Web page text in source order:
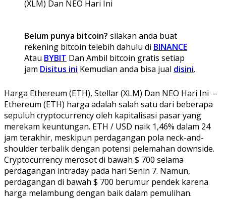
Belum punya bitcoin? silakan anda buat
rekening bitcoin telebih dahulu di BINANCE
Atau BYBIT Dan Ambil bitcoin gratis setiap
jam Disitus ini Kemudian anda bisa jual disini.
Harga Ethereum (ETH), Stellar (XLM) Dan NEO Hari Ini –
Ethereum (ETH) harga adalah salah satu dari beberapa
sepuluh cryptocurrency oleh kapitalisasi pasar yang
merekam keuntungan. ETH / USD naik 1,46% dalam 24
jam terakhir, meskipun perdagangan pola neck-and-
shoulder terbalik dengan potensi pelemahan downside.
Cryptocurrency merosot di bawah $ 700 selama
perdagangan intraday pada hari Senin 7. Namun,
perdagangan di bawah $ 700 berumur pendek karena
harga melambung dengan baik dalam pemulihan.